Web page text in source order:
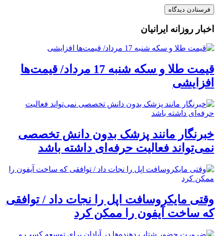
اخبار روزانه ایرانیان
قیمت طلا و سکه شنبه 17 مرداد/ قیمت‌ها
افزایشی
خبرنگار مانند پزشک بدون دانش تخصصی
نمی‌تواند فعالیت حرفه‌ای داشته باشد
وقتی مایکروسافت اپل را نجات داد / توافقی
که ساخت آیفون را ممکن کرد